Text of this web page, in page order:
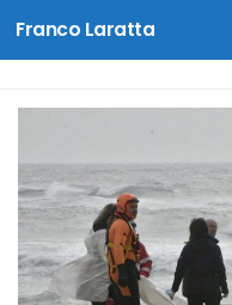
Salta al contenuto
Franco Laratta